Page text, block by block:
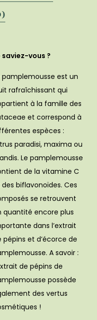
saviez-vous ?
pamplemousse est un
rafraîchissant qui
à la famille des
et correspond à
espèces :
paradisi, maxima ou
Le pamplemousse
de la vitamine C
biflavonoïdes. Ces
se retrouvent
quantité encore plus
dans l’extrait
pépins et d’écorce de
A savoir :
de pépins de
possède
des vertus
!